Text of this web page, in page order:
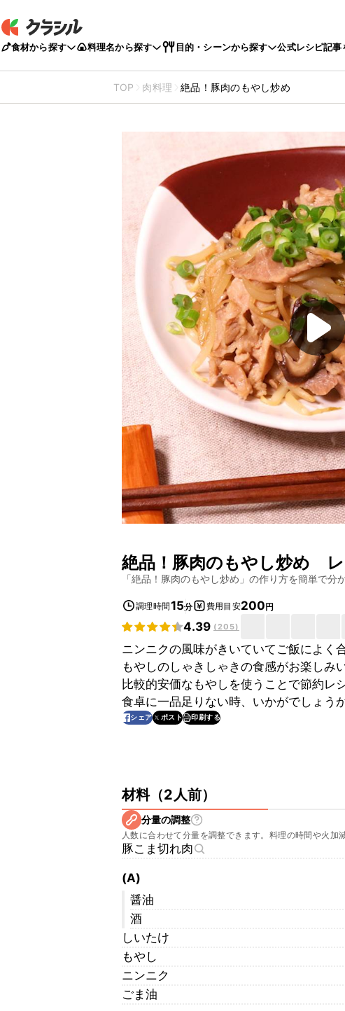
食材から探す 料理名から探す 目的・シーンから探す 公式レシピ記事
TOP 肉料理 絶品！豚肉のもやし炒め
絶品！豚肉のもやし炒め レ
「絶品！豚肉のもやし炒め 」の作り方を簡単で分
調理時間15分 費用目安200円
4.39 (205)
ニンニクの風味がきいていてご飯によく
もやしのしゃきしゃきの食感がお楽しみ
比較的安価なもやしを使うことで節約レ
食卓に一品足りない時、いかがでしょうか
シェア ポスト 印刷する
材料（2人前）
分量の調整
人数に合わせて分量を調整できます。料理の時間や火加
豚こま切れ肉
(A)
醤油
酒
しいたけ
もやし
ニンニク
ごま油